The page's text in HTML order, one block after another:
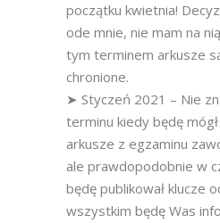
początku kwietnia!
ode mnie, nie mam na
tym terminem arkusze
chronione.
➤ Styczeń 2021 – Nie
terminu kiedy będę
arkusze z egzaminu
ale prawdopodobnie w
będę publikował klucze
wszystkim będę Was